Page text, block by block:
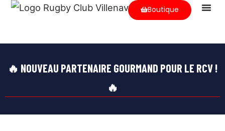
Boutique
🔥 NOUVEAU PARTENAIRE GOURMAND POUR LE RCV !
🔥